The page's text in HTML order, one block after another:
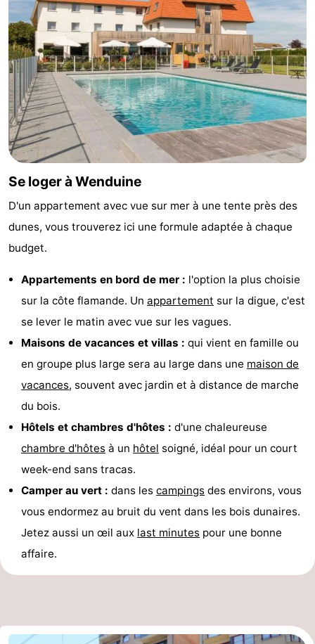
Se loger à Wenduine
D'un appartement avec vue sur mer à une tente près des
dunes, vous trouverez ici une formule adaptée à chaque
budget.
Appartements en bord de mer : l'option la plus choisie
sur la côte flamande. Un appartement sur la digue, c'est
se lever le matin avec vue sur les vagues.
Maisons de vacances et villas : qui vient en famille ou
en groupe plus large sera au large dans une maison de
vacances, souvent avec jardin et à distance de marche
du bois.
Hôtels et chambres d'hôtes : d'une chaleureuse
chambre d'hôtes à un hôtel soigné, idéal pour un court
week-end sans tracas.
Camper au vert : dans les campings des environs, vous
vous endormez au bruit du vent dans les bois dunaires.
Jetez aussi un œil aux last minutes pour une bonne
affaire.